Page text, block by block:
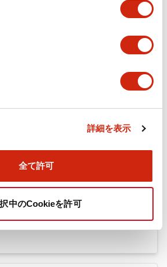
詳細を表示
全て許可
中のCookieを許可
［アクセサリ］ LB/A6・LW シリー